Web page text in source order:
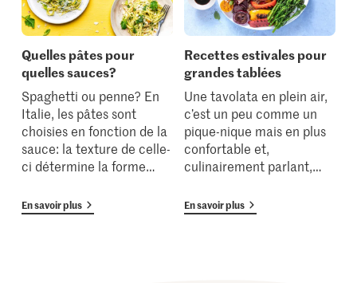
Quelles pâtes pour
quelles sauces?
Spaghetti ou penne? En
Italie, les pâtes sont
choisies en fonction de la
sauce: la texture de celle-
ci détermine la forme…
En savoir plus
Recettes estivales pour
grandes tablées
Une tavolata en plein air,
c’est un peu comme un
pique-nique mais en plus
confortable et,
culinairement parlant,…
En savoir plus